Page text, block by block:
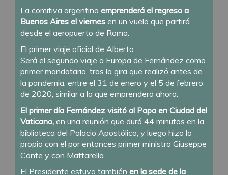
La comitiva argentina emprenderá el regreso a
Buenos Aires el viernes en un vuelo que partirá
desde el aeropuerto de Roma.
El primer viaje oficial de Alberto
Será el segundo viaje a Europa de Fernández como
primer mandatario, tras la gira que realizó antes de
la pandemia, entre el 31 de enero y el 5 de febrero
de 2020, similar a la que emprenderá ahora.
El primer día Fernández visitó al Papa en Ciudad del
Vaticano, en una reunión que duró 44 minutos en la
biblioteca del Palacio Apostólico; y luego hizo lo
propio con el por entonces primer ministro Giuseppe
Conte y con Mattarella.
El Presidente estuvo también en la sede de la